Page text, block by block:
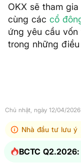
OKX sẽ tham
cùng các cổ
ứng yêu cầu
trong những
Chủ nhật, ngày 12/04/
Nhà đầu tư lưu ý
BCTC